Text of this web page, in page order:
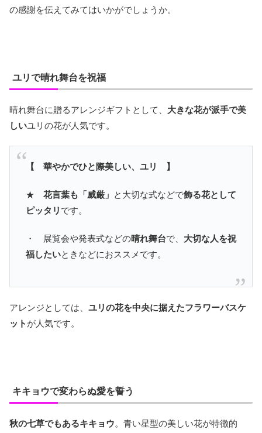
の感謝を伝えてみてはいかがでしょうか。
ユリで晴れ舞台を祝福
晴れ舞台に贈るアレンジギフトとして、 大きな花が派手で美
しいユリの花が人気です。
【 華やかでひと際美しい、ユリ 】
★ 花言葉も「威厳」 と大切な式などで飾る花として
ピッタリ です。
・ 展覧会や発表式などの晴れ舞台で、 大切な人を祝
福したいときなどにおススメです。
アレンジとしては、 ユリの花を中央に据えたフラワーバスケ
ット が人気です。
キキョウで変わらぬ愛を誓う
秋の七草でもあるキキョウ。青い星型の美しい花が特徴的